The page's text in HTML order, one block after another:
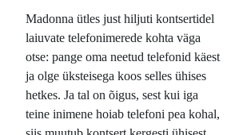
Madonna ütles just hiljuti kontsertidel
laiuvate telefonimerede kohta väga
otse: pange oma neetud telefonid käest
ja olge üksteisega koos selles ühises
hetkes. Ja tal on õigus, sest kui iga
teine inimene hoiab telefoni pea kohal,